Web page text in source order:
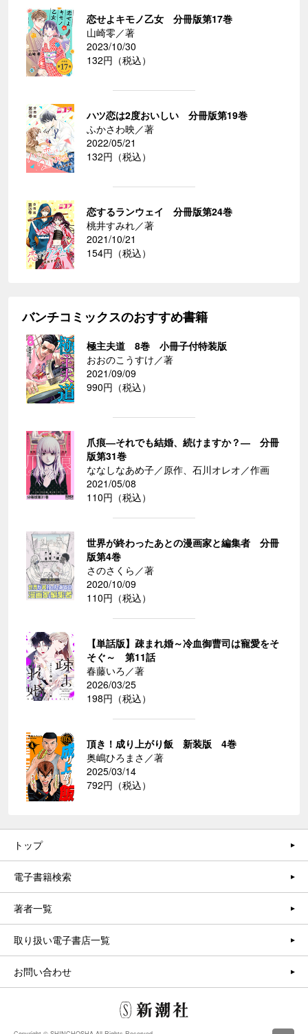
恋せよキモノ乙女 分冊版第17巻
山崎零／著
2023/10/30
132円（税込）
ハツ恋は2度おいしい 分冊版第19巻
ふかさわ映／著
2022/05/21
132円（税込）
恋するランウェイ 分冊版第24巻
桃井すみれ／著
2021/10/21
154円（税込）
バンチコミックスのおすすめ書籍
極主夫道 8巻 小冊子付特装版
おおのこうすけ／著
2021/09/09
990円（税込）
爪痕―それでも結婚、続けますか？― 分冊
版第31巻
ななしなあめ子／原作、石川オレオ／作画
2021/05/08
110円（税込）
世界が終わったあとの漫画家と編集者 分冊
版第4巻
さのさくら／著
2020/10/09
110円（税込）
【単話版】疎まれ婚～冷血御曹司は寵愛をそ
そぐ～ 第11話
春藤いろ／著
2026/03/25
198円（税込）
頂き！成り上がり飯 新装版 4巻
奥嶋ひろまさ／著
2025/03/14
792円（税込）
トップ
電子書籍検索
著者一覧
取り扱い電子書店一覧
お問い合わせ